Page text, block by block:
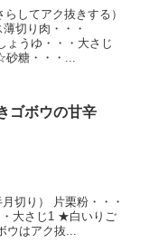
してアク抜きする）
切り肉・・・
ょうゆ・・・大さじ
糖・・・...
ゴボウの甘辛
切り） 片栗粉・・・
大さじ1 ★白いりご
はアク抜...